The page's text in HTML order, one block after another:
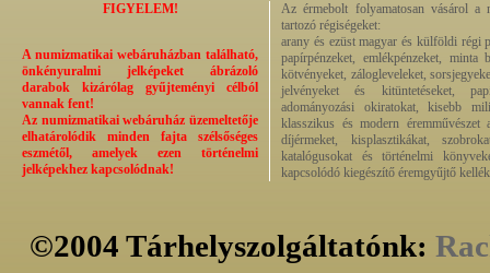
FIGYELEM!
A numizmatikai webáruházban található,
önkényuralmi jelképeket ábrázoló
darabok kizárólag gyűjteményi célból
vannak fent!
Az numizmatikai webáruház üzemeltetője
elhatárolódik minden fajta szélsőséges
eszmétől, amelyek ezen történelmi
jelképekhez kapcsolódnak!
Az érmebolt folyamatosan vásárol a
tartozó régiségeket:
arany és ezüst magyar és külföldi régi
papírpénzeket, emlékpénzeket, minta
kötvényeket, zálogleveleket,
jelvényeket és kitüntetéseket,
adományozási okiratokat, kisebb
klasszikus és modern éremművészet
díjérmeket, kisplasztikákat,
katalógusokat és történelmi
kapcsolódó kiegészítő éremgyűjtő
©2004 Tárhelyszolgáltatónk: